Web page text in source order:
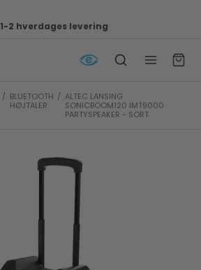
1-2 hverdages levering
/ BLUETOOTH
HØJTALER
/ ALTEC LANSING
SONICBOOM120 IMT9000
PARTYSPEAKER - SORT